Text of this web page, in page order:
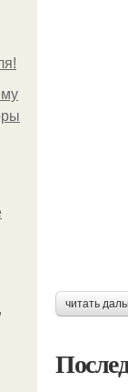
читать